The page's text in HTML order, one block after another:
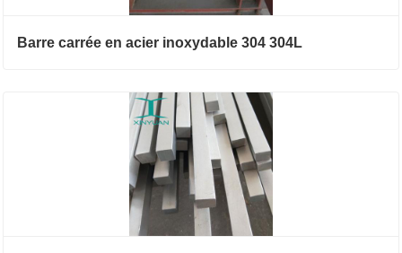
Barre carrée en acier inoxydable 304 304L